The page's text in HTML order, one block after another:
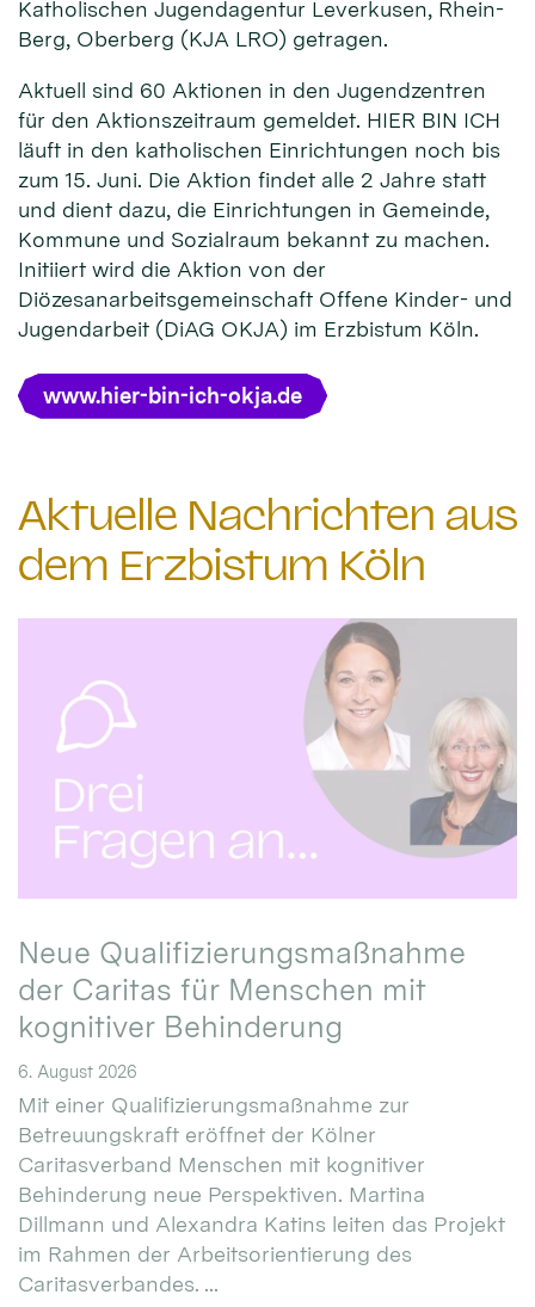
Katholischen Jugendagentur Leverkusen, Rhein-
Berg, Oberberg (KJA LRO) getragen.
Aktuell sind 60 Aktionen in den Jugendzentren
für den Aktionszeitraum gemeldet. HIER BIN ICH
läuft in den katholischen Einrichtungen noch bis
zum 15. Juni. Die Aktion findet alle 2 Jahre statt
und dient dazu, die Einrichtungen in Gemeinde,
Kommune und Sozialraum bekannt zu machen.
Initiiert wird die Aktion von der
Diözesanarbeitsgemeinschaft Offene Kinder- und
Jugendarbeit (DiAG OKJA) im Erzbistum Köln.
www.hier-bin-ich-okja.de
Aktuelle Nachrichten aus
dem Erzbistum Köln
Neue Qualifizierungsmaßnahme
der Caritas für Menschen mit
kognitiver Behinderung
6. August 2026
Mit einer Qualifizierungsmaßnahme zur
Betreuungskraft eröffnet der Kölner
Caritasverband Menschen mit kognitiver
Behinderung neue Perspektiven. Martina
Dillmann und Alexandra Katins leiten das Projekt
im Rahmen der Arbeitsorientierung des
Caritasverbandes. ...